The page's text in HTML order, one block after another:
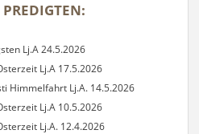
PREDIGTEN:
Lj.A 24.5.2026
Lj.A 17.5.2026
Himmelfahrt Lj.A. 14.5.2026
Lj.A 10.5.2026
Lj.A. 12.4.2026